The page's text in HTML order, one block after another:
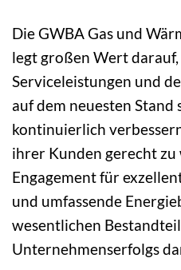
Die GWBA Gas und
legt großen Wert darauf,
Serviceleistungen und
auf dem neuesten Stand
kontinuierlich
ihrer Kunden gerecht zu
Engagement für
und umfassende
wesentlichen
Unternehmenserfolgs